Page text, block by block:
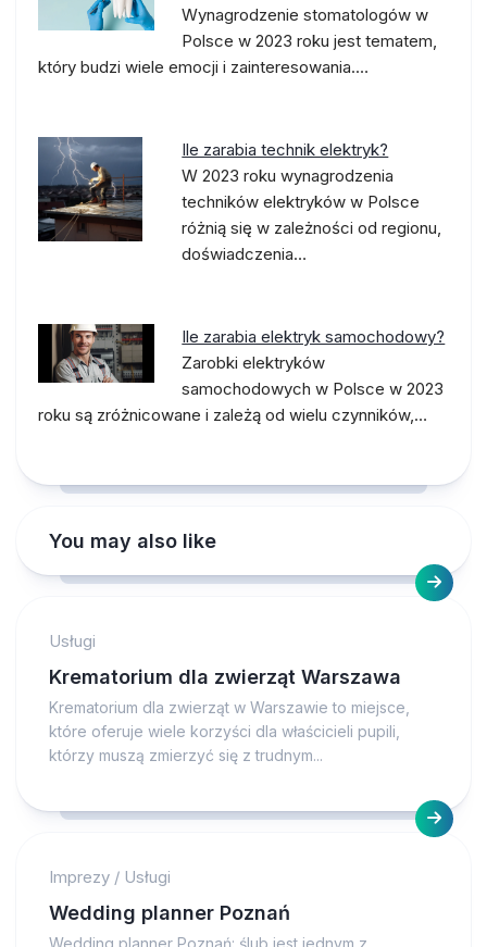
Wynagrodzenie stomatologów w
Polsce w 2023 roku jest tematem,
który budzi wiele emocji i zainteresowania.…
Ile zarabia technik elektryk?
W 2023 roku wynagrodzenia
techników elektryków w Polsce
różnią się w zależności od regionu,
doświadczenia…
Ile zarabia elektryk samochodowy?
Zarobki elektryków
samochodowych w Polsce w 2023
roku są zróżnicowane i zależą od wielu czynników,…
You may also like
Usługi
Krematorium dla zwierząt Warszawa
Krematorium dla zwierząt w Warszawie to miejsce,
które oferuje wiele korzyści dla właścicieli pupili,
którzy muszą zmierzyć się z trudnym...
Imprezy / Usługi
Wedding planner Poznań
Wedding planner Poznań: ślub jest jednym z